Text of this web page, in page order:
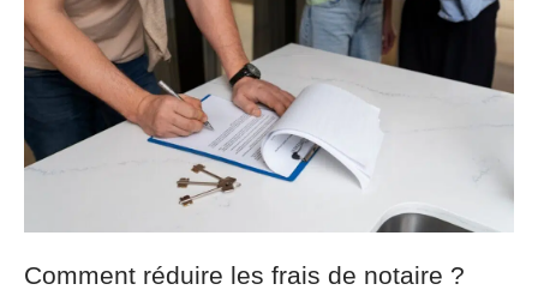
Comment réduire les frais de notaire ?